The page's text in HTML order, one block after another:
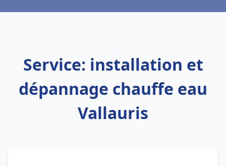
Service: installation et
dépannage chauffe eau
Vallauris